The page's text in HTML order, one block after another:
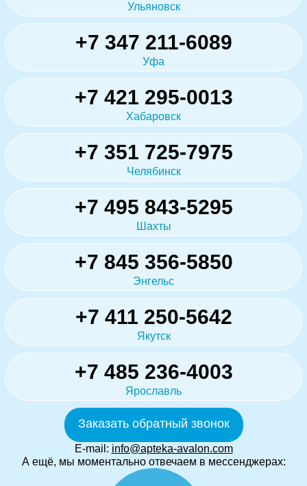
Ульяновск
+7 347 211-6089
Уфа
+7 421 295-0013
Хабаровск
+7 351 725-7975
Челябинск
+7 495 843-5295
Шахты
+7 845 356-5850
Энгельс
+7 411 250-5642
Якутск
+7 485 236-4003
Ярославль
Заказать обратный звонок
E-mail: info@apteka-avalon.com
А ещё, мы моментально отвечаем в мессенджерах: